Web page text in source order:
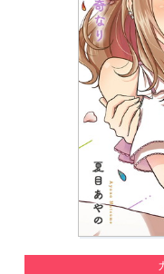
会社情報
スクウェア・エニックス サ